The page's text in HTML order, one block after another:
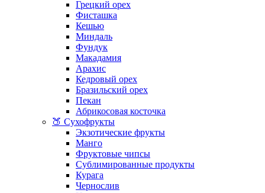
Грецкий орех
Фисташка
Кешью
Миндаль
Фундук
Макадамия
Арахис
Кедровый орех
Бразильский орех
Пекан
Абрикосовая косточка
🍑 Сухофрукты
Экзотические фрукты
Манго
Фруктовые чипсы
Сублимированные продукты
Курага
Чернослив